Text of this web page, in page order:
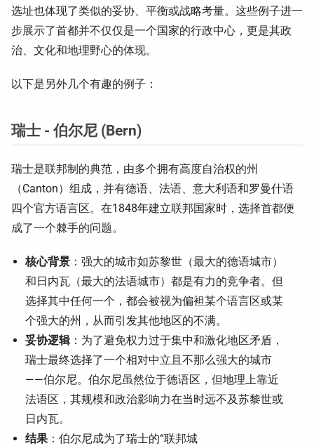
选址也体现了类似的妥协、平衡或战略考量。这些例子进一
步展示了首都并不仅仅是一个国家的行政中心，更是其政
治、文化和地理野心的体现。
以下是另外几个有趣的例子：
瑞士 - 伯尔尼 (Bern)
瑞士是联邦制的典范，由多个拥有高度自治权的州
（Canton）组成，并有德语、法语、意大利语和罗曼什语
四个官方语言区。在1848年建立联邦国家时，选择首都便
成了一个棘手的问题。
核心背景 ：强大的城市如苏黎世（最大的德语城市）
和日内瓦（最大的法语城市）都是有力的竞争者。但
选择其中任何一个，都会被视为偏袒某个语言区或某
个强大的州，从而引发其他地区的不满。
妥协逻辑：为了避免权力过于集中和激化地区矛盾，
瑞士最终选择了一个相对中立且不那么强大的城市
——伯尔尼。伯尔尼虽然位于德语区，但地理上靠近
法语区，其规模和政治影响力在当时远不及苏黎世或
日内瓦。
结果 ：伯尔尼成为了瑞士的“联邦城